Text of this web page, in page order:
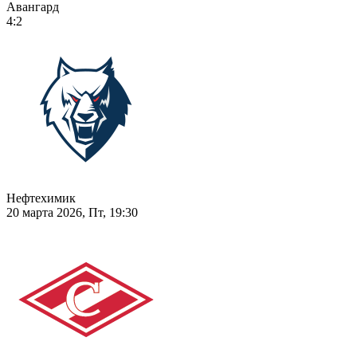
Авангард
4:2
Нефтехимик
20 марта 2026, Пт, 19:30